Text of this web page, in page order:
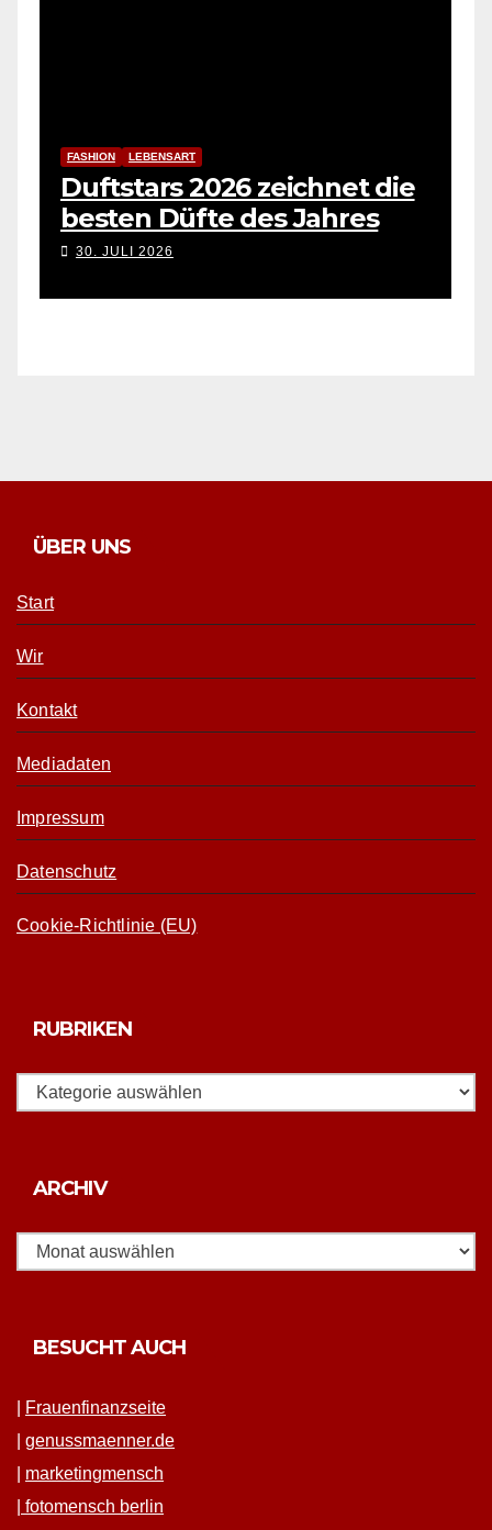
FASHION LEBENSART
Duftstars 2026 zeichnet die
besten Düfte des Jahres
30. JULI 2026
ÜBER UNS
Start
Wir
Kontakt
Mediadaten
Impressum
Datenschutz
Cookie-Richtlinie (EU)
RUBRIKEN
Rubriken
ARCHIV
BESUCHT AUCH
Frauen­fi­nanz­seite
genussmaenner.de
mar­ket­ing­men­sch
fotomen­sch berlin